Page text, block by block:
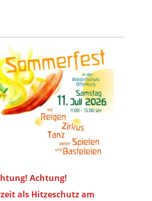
Achtung!
als Hitzeschutz am